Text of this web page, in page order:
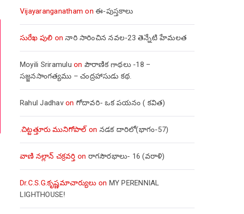
Vijayaranganatham onఈ-పుస్తకాలు
సురేఖ పులి onనారి సారించిన నవల-23 తెన్నేటి హేమలత
Moyili Sriramulu on పౌరాణిక గాథలు -18 –
సజ్జనసాంగత్యము – చంద్రహాసుడు కథ.
Rahul Jadhavon గోదావరి- ఒక పయనం ( కవిత)
.చిట్టత్తూరు మునిగోపాల్on నడక దారిలో(భాగం-57)
వాణి నల్లాన్ చక్రవర్తి on రాగసౌరభాలు- 16 (వరాళి)
Dr.C.S.G.కృష్ణమాచార్యులు on MY PERENNIAL
LIGHTHOUSE!